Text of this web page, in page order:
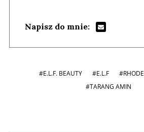
Napisz do mnie:
#E.L.F. BEAUTY #E.L.F #RHODE
#TARANG AMIN